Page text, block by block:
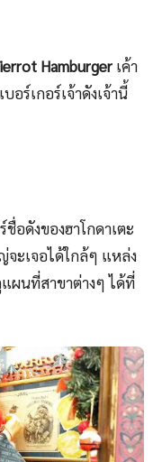
Hamburger เค้า
อร์เกอร์เจ้าดังเจ้านี้
อดังของฮาโกดาเตะ
จะเจอได้ใกล้ๆ แหล่ง
แผนที่สาขาต่างๆ ได้ที่